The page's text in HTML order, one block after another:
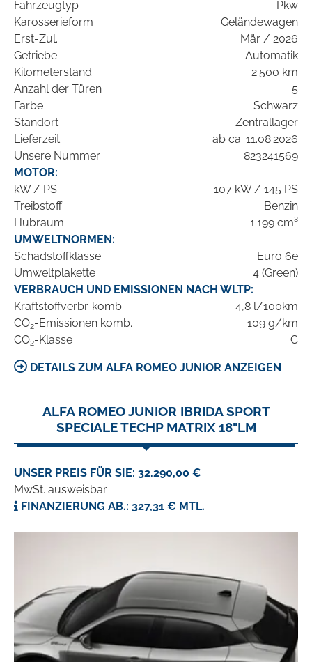
Fahrzeugtyp
Pkw
Karosserieform
Geländewagen
Erst-Zul.
Mär / 2026
Getriebe
Automatik
Kilometerstand
2.500 km
Anzahl der Türen
5
Farbe
Schwarz
Standort
Zentrallager
Lieferzeit
ab ca. 11.08.2026
Unsere Nummer
823241569
MOTOR:
kW / PS
107 kW / 145 PS
Treibstoff
Benzin
Hubraum
1.199 cm³
UMWELTNORMEN:
Schadstoffklasse
Euro 6e
Umweltplakette
4 (Green)
VERBRAUCH UND EMISSIONEN NACH WLTP:
Kraftstoffverbr. komb.
4,8 l/100km
CO2-Emissionen komb.
109 g/km
CO2-Klasse C
DETAILS ZUM ALFA ROMEO JUNIOR ANZEIGEN
ALFA ROMEO JUNIOR IBRIDA SPORT
SPECIALE TECHP MATRIX 18"LM
UNSER PREIS FÜR SIE: 32.290,00 €
MwSt. ausweisbar
FINANZIERUNG AB.: 327,31 € MTL.